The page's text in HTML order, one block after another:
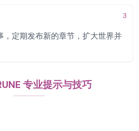
3
，定期发布新的章节，扩大世界并
专业提示与技巧